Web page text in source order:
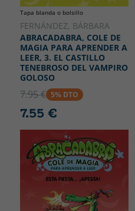
Tapa blanda o bolsillo
FERNÁNDEZ, BÁRBARA
ABRACADABRA, COLE DE
MAGIA PARA APRENDER A
LEER, 3. EL CASTILLO
TENEBROSO DEL VAMPIRO
GOLOSO
7.95 € 5% DTO
7.55 €